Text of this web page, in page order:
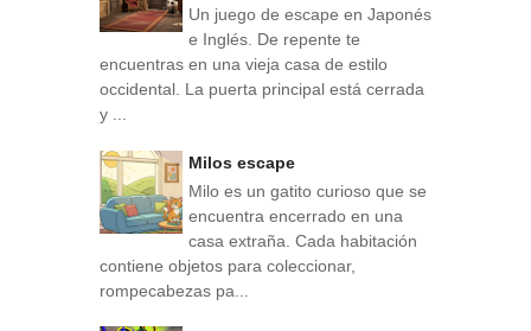
Un juego de escape en Japonés
e Inglés. De repente te
encuentras en una vieja casa de estilo
occidental. La puerta principal está cerrada
y ...
Milos escape
Milo es un gatito curioso que se
encuentra encerrado en una
casa extraña. Cada habitación
contiene objetos para coleccionar,
rompecabezas pa...